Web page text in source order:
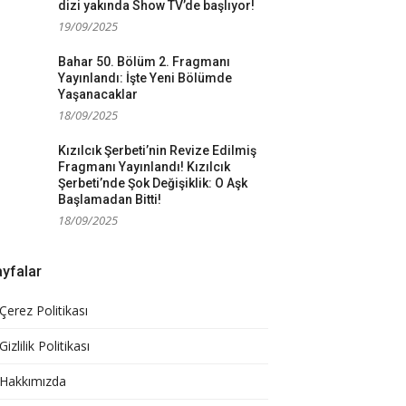
dizi yakında Show TV’de başlıyor!
19/09/2025
Bahar 50. Bölüm 2. Fragmanı
Yayınlandı: İşte Yeni Bölümde
Yaşanacaklar
18/09/2025
Kızılcık Şerbeti’nin Revize Edilmiş
Fragmanı Yayınlandı! Kızılcık
Şerbeti’nde Şok Değişiklik: O Aşk
Başlamadan Bitti!
18/09/2025
Çerez Politikası
Gizlilik Politikası
Hakkımızda